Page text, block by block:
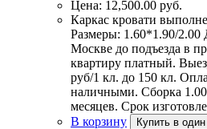
Цена: 12,500.00 руб.
Каркас кровати
Размеры: 1.60*1.90/2.00
Москве до подъезда в
квартиру платный.
руб/1 кл. до 150 кл.
наличными. Сборка
месяцев. Срок
В корзину
Купить в